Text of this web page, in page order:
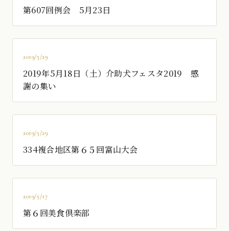
第607回例会 5月23日
2019/5/29
2019年5月18日（土）介助犬フェスタ2019 感
謝の集い
2019/5/29
334複合地区第６５回富山大会
2019/5/17
第６回美食倶楽部